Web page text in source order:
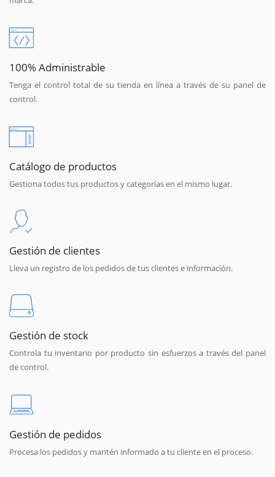
100% Administrable
Tenga el control total de su tienda en línea a través de su panel de
control.
Catálogo de productos
Gestiona todos tus productos y categorías en el mismo lugar.
Gestión de clientes
Lleva un registro de los pedidos de tus clientes e información.
Gestión de stock
Controla tu inventario por producto sin esfuerzos a través del panel
de control.
Gestión de pedidos
Procesa los pedidos y mantén informado a tu cliente en el proceso.